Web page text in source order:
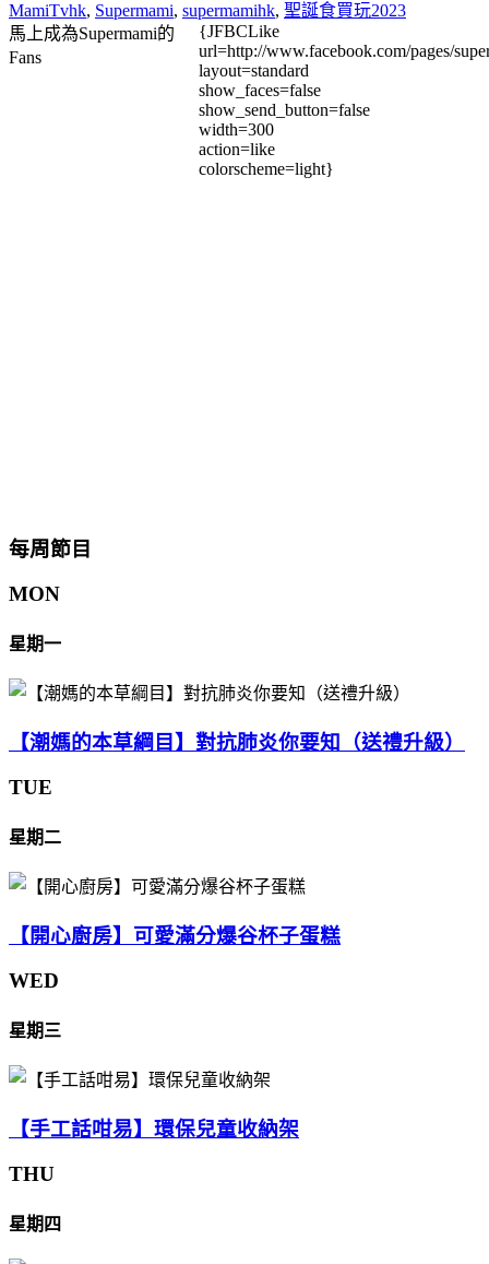
MamiTvhk, Supermami, supermamihk, 聖誕食買玩2023
馬上成為Supermami的
Fans
{JFBCLike
url=http://www.facebook.com/pages/
layout=standard
show_faces=false
show_send_button=false
width=300
action=like
colorscheme=light}
每周節目
MON
星期一
【潮媽的本草綱目】對抗肺炎你要知（送禮升級）
TUE
星期二
【開心廚房】可愛滿分爆谷杯子蛋糕
WED
星期三
【手工話咁易】環保兒童收納架
THU
星期四